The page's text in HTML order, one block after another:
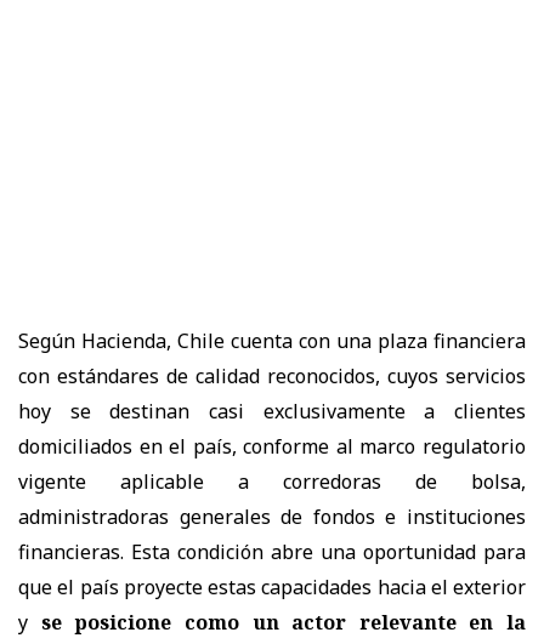
Según Hacienda, Chile cuenta con una plaza financiera
con estándares de calidad reconocidos, cuyos servicios
hoy se destinan casi exclusivamente a clientes
domiciliados en el país, conforme al marco regulatorio
vigente aplicable a corredoras de bolsa,
administradoras generales de fondos e instituciones
financieras. Esta condición abre una oportunidad para
que el país proyecte estas capacidades hacia el exterior
y se posicione como un actor relevante en la